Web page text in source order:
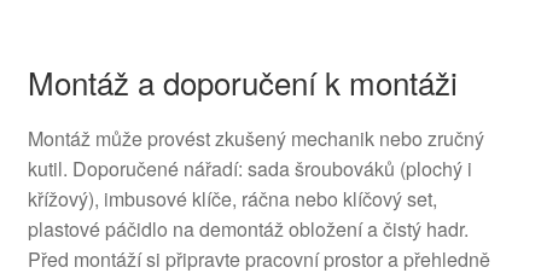
Montáž a doporučení k montáži
Montáž může provést zkušený mechanik nebo zručný
kutil. Doporučené nářadí: sada šroubováků (plochý i
křížový), imbusové klíče, ráčna nebo klíčový set,
plastové páčidlo na demontáž obložení a čistý hadr.
Před montáží si připravte pracovní prostor a přehledně